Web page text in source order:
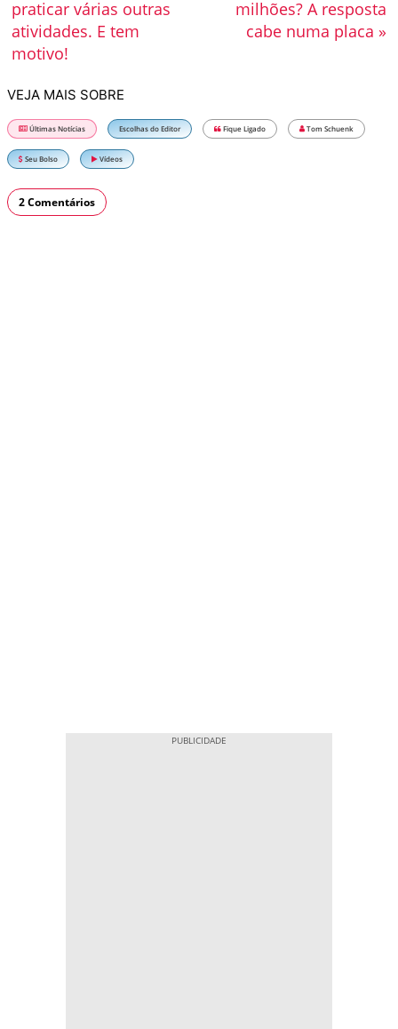
milhões? A resposta
cabe numa placa »
praticar várias outras
atividades. E tem
motivo!
VEJA MAIS SOBRE
Últimas Notícias Escolhas do Editor Fique Ligado Tom Schuenk
Seu Bolso Vídeos
2 Comentários